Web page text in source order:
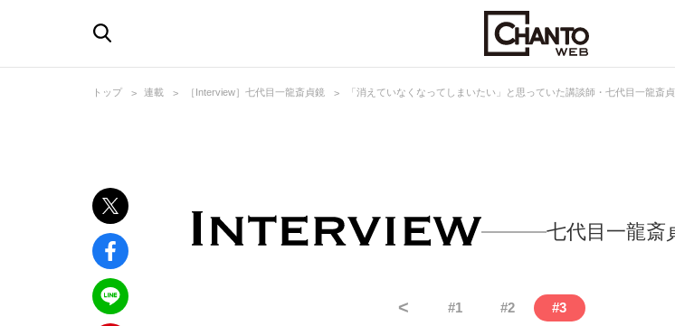
トップ 連載 ［Interview］七代目一龍斎貞鏡 「消えていなくなってしまいたい」と思っていた講談師・七代目一龍斎
七代目一龍斎
< #1 #2 #3